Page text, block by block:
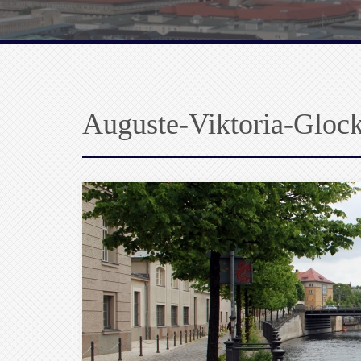
Auguste-Viktoria-